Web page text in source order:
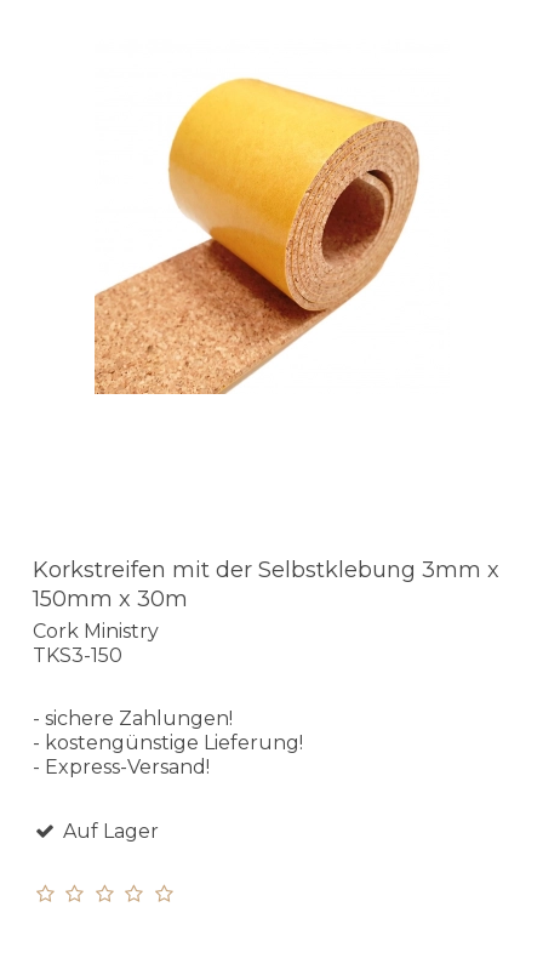
Korkstreifen mit der Selbstklebung 3mm x
150mm x 30m
Cork Ministry
TKS3-150
- sichere Zahlungen!
- kostengünstige Lieferung!
- Express-Versand!
Auf Lager